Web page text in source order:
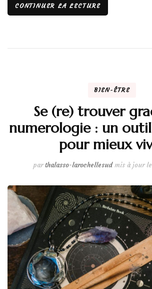
CONTINUER LA LECTURE
BIEN-ÊTRE
Se (re) trouver
numerologie : un
pour mieux
parthalasso-larochellesud mis à jour le